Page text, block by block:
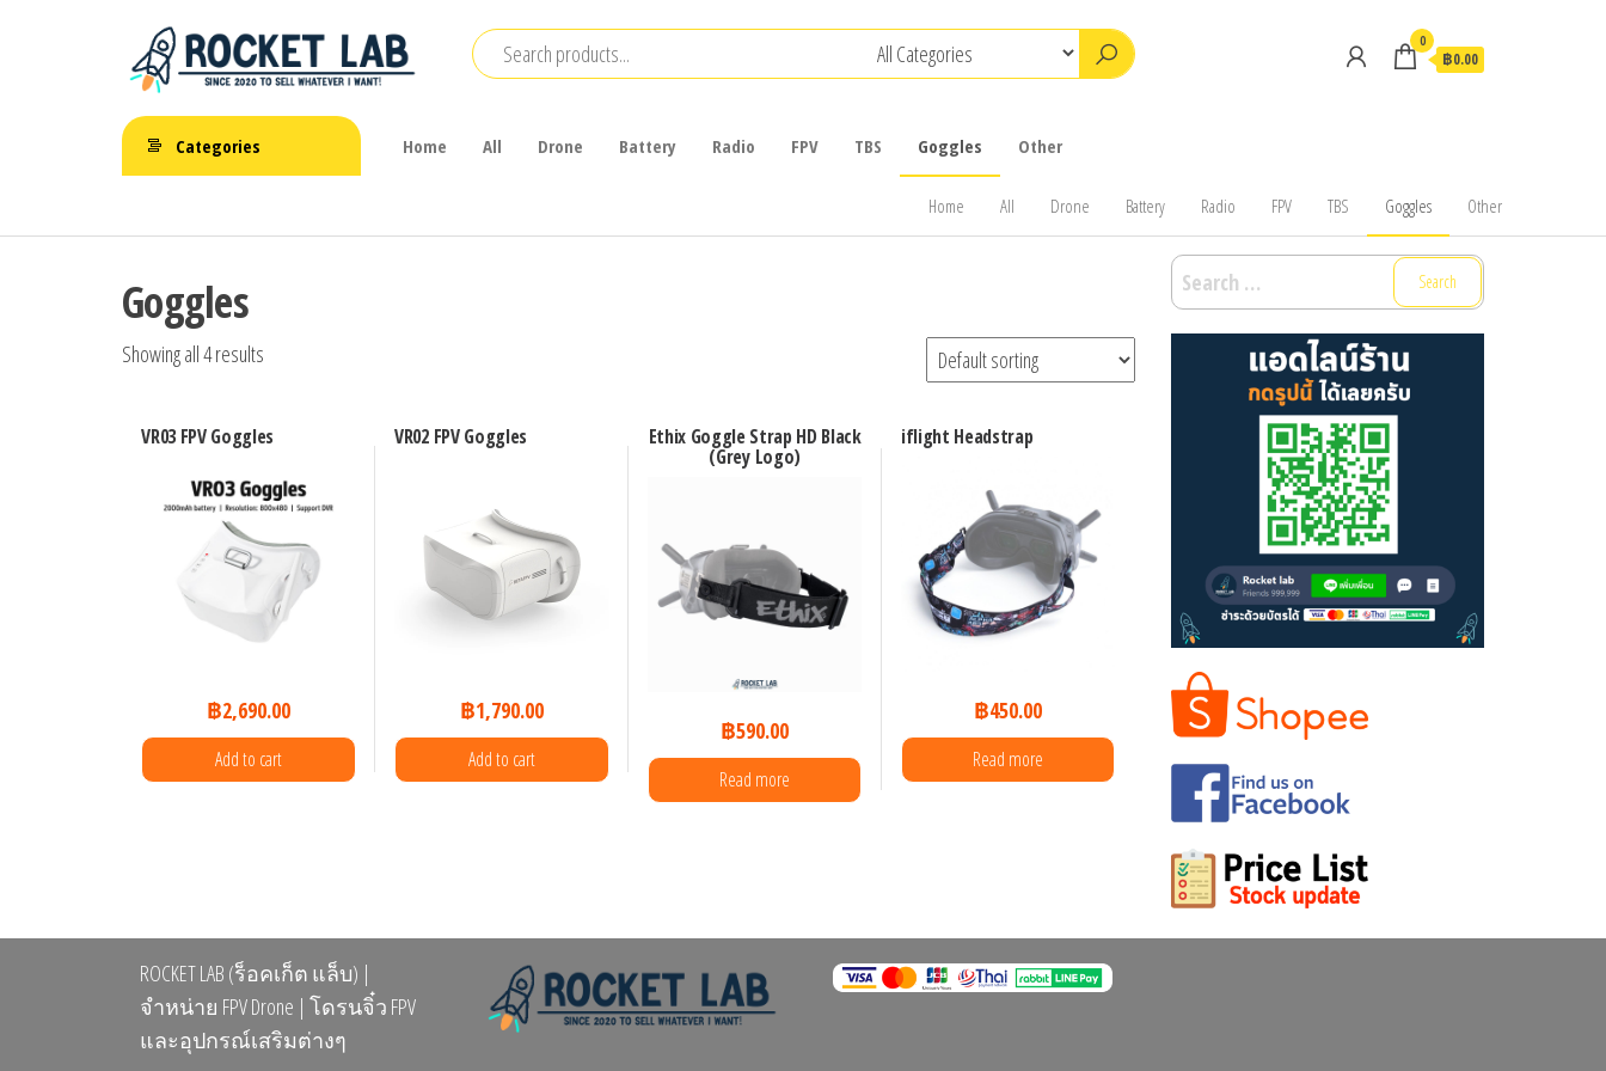
ROCKET LAB
FPV Drone
FPV รีโมท
แบตเตอรี่
อุปกรณ์
BetaFPV |
Emax |
0
฿0.00
Categories Home All Drone Battery Radio FPV TBS Goggles Other
Home All Drone Battery Radio FPV TBS Goggles Other
Goggles
Showing all 4 results
VR03 FPV Goggles
฿2,690.00
Add to cart
VR02 FPV Goggles
฿1,790.00
Add to cart
Ethix Goggle Strap HD Black
(Grey Logo)
฿590.00
Read more
iflight Headstrap
฿450.00
Read more
Search
for:
ROCKET LAB (ร็อคเก็ต แล็บ) |
จำหน่าย FPV Drone | โดรนจิ๋ว FPV
และอุปกรณ์เสริมต่างๆ